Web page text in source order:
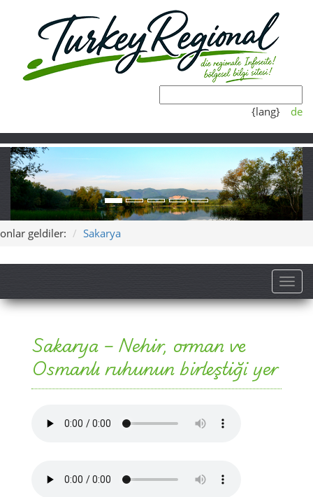
{lang} de
onlar geldiler: Sakarya
Sakarya – Nehir, orman ve
Osmanlı ruhunun birleştiği yer